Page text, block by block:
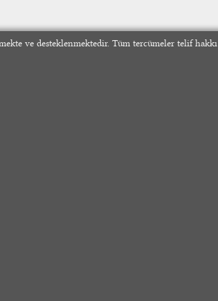
ve desteklenmektedir. Tüm tercümeler telif hakkı